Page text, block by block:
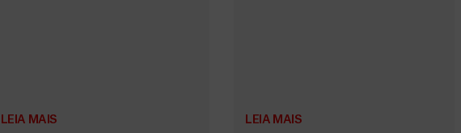
LEIA MAIS LEIA MAIS